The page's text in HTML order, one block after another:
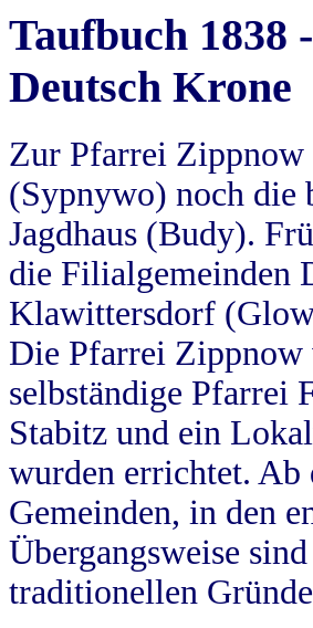
Taufbuch 1838
Deutsch Krone
Zur Pfarrei Zippnow
(Sypnywo) noch die
Jagdhaus (Budy).
die Filialgemeinden
Klawittersdorf
Die Pfarrei Zippnow
selbständige Pfarrei
Stabitz und ein
wurden errichtet. Ab
Gemeinden, in den
Übergangsweise
traditionellen